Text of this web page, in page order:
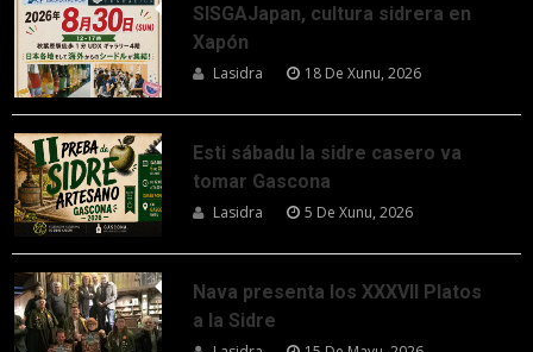
SISGAJapan, cultura sidrera en
Xapón
Lasidra 18 De Xunu, 2026
Esti sábadu la sidre casero va
tomar Gascona
Lasidra 5 De Xunu, 2026
Nava presenta los XXXVII Platos
a la Sidre